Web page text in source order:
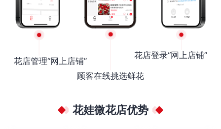
花店管理“网上店铺”
顾客在线挑选鲜花
花店登录“网上店铺”
花娃微花店优势